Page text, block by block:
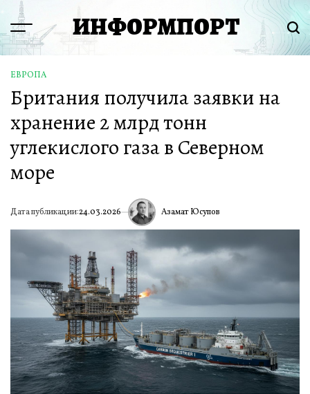
Перейти
содержимому
Menu ИНФОРМПОРТ
ОПУБЛИКОВАНО
В
ЕВРОПА
Британия получила заявки на
хранение 2 млрд тонн
углекислого газа в Северном
море
Дата публикации:24.03.2026 ИА Азамат Юсупов